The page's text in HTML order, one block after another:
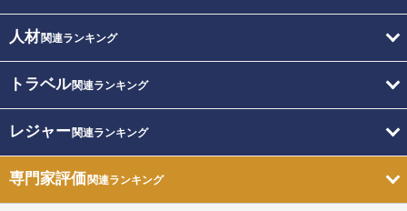
人材関連ランキング
トラベル関連ランキング
レジャー関連ランキング
専門家評価関連ランキング